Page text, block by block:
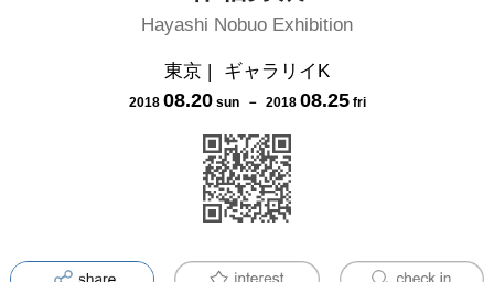
Hayashi Nobuo Exhibition
東京 | ギャラリイK
2018 08.20 sun－ 2018 08.25 fri